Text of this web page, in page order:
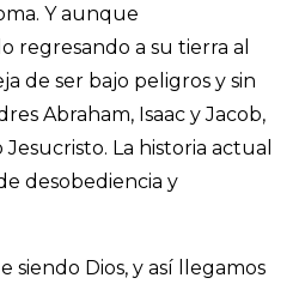
Y aunque
regresando a su tierra al
de ser bajo peligros y sin
Abraham, Isaac y Jacob,
La historia actual
desobediencia y
siendo Dios, y así llegamos